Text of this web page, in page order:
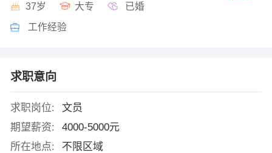
37岁 大专 已婚
工作经验
求职意向
求职岗位:
文员
期望薪资:
4000-5000元
所在地点:
不限区域